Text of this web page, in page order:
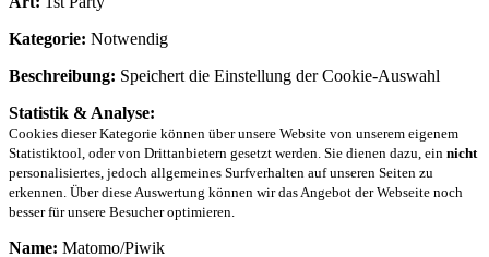
Kategorie: Notwendig
Beschreibung: Speichert die Einstellung der Cookie-Auswahl
Statistik & Analyse:
Cookies dieser Kategorie können über unsere Website von unserem eigenem
Statistiktool, oder von Drittanbietern gesetzt werden. Sie dienen dazu, ein nicht
personalisiertes, jedoch allgemeines Surfverhalten auf unseren Seiten zu
erkennen. Über diese Auswertung können wir das Angebot der Webseite noch
besser für unsere Besucher optimieren.
Name: Matomo/Piwik